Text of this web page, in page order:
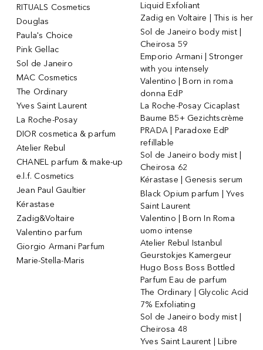
RITUALS Cosmetics
Douglas
Paula's Choice
Pink Gellac
Sol de Janeiro
MAC Cosmetics
The Ordinary
Yves Saint Laurent
La Roche-Posay
DIOR cosmetica & parfum
Atelier Rebul
CHANEL parfum & make-up
e.l.f. Cosmetics
Jean Paul Gaultier
Kérastase
Zadig&Voltaire
Valentino parfum
Giorgio Armani Parfum
Marie-Stella-Maris
Liquid Exfoliant
Zadig en Voltaire | This is her
Sol de Janeiro body mist |
Cheirosa 59
Emporio Armani | Stronger
with you intensely
Valentino | Born in roma
donna EdP
La Roche-Posay Cicaplast
Baume B5+ Gezichtscrème
PRADA | Paradoxe EdP
refillable
Sol de Janeiro body mist |
Cheirosa 62
Kérastase | Genesis serum
Black Opium parfum | Yves
Saint Laurent
Valentino | Born In Roma
uomo intense
Atelier Rebul Istanbul
Geurstokjes Kamergeur
Hugo Boss Boss Bottled
Parfum Eau de parfum
The Ordinary | Glycolic Acid
7% Exfoliating
Sol de Janeiro body mist |
Cheirosa 48
Yves Saint Laurent | Libre